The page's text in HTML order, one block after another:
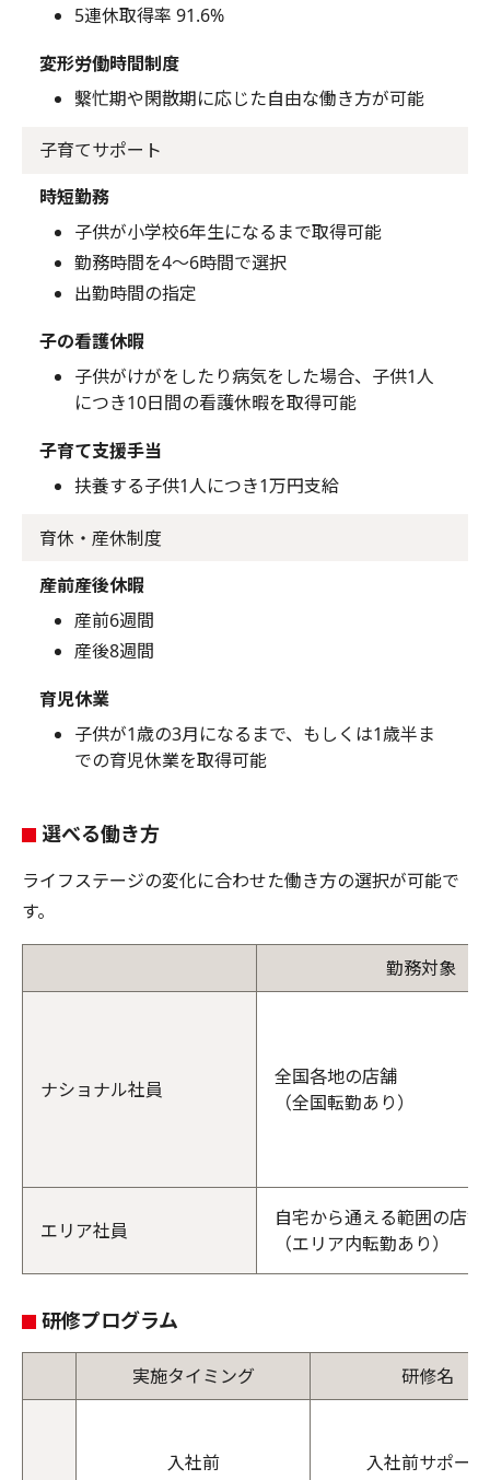
5連休取得率 91.6%
変形労働時間制度
繫忙期や閑散期に応じた自由な働き方が可能
子育てサポート
時短勤務
子供が小学校6年生になるまで取得可能
勤務時間を4～6時間で選択
出勤時間の指定
子の看護休暇
子供がけがをしたり病気をした場合、子供1人
につき10日間の看護休暇を取得可能
子育て支援手当
扶養する子供1人につき1万円支給
育休・産休制度
産前産後休暇
産前6週間
産後8週間
育児休業
子供が1歳の3月になるまで、もしくは1歳半ま
での育児休業を取得可能
選べる働き方
ライフステージの変化に合わせた働き方の選択が可能で
す。
勤務対象
ナショナル社員
全国各地の店舗
（全国転勤あり）
エリア社員
自宅から通える範囲の店舗
（エリア内転勤あり）
研修プログラム
実施タイミング 研修名
入社前 入社前サポート